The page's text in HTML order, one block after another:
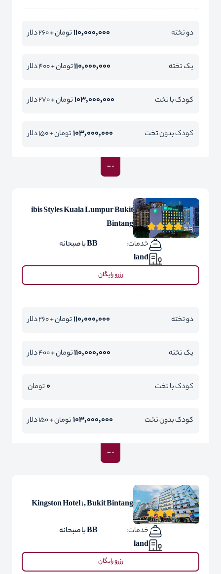
دو تخته 110,000,000تومان + 260 دلار
یک تخته 110,000,000تومان + 400 دلار
کودک با تخت 103,000,000تومان + 270 دلار
کودک بدون تخت 103,000,000تومان + 150 دلار
ibis Styles Kuala Lumpur Bukit
Bintang
خدمات:
BB با صبحانه
land
رزرو رایگان
دو تخته 110,000,000تومان + 260 دلار
یک تخته 110,000,000تومان + 400 دلار
کودک با تخت 0تومان
کودک بدون تخت 103,000,000تومان + 150 دلار
Kingston Hotel 1 , Bukit Bintang
خدمات:
BB با صبحانه
land
رزرو رایگان